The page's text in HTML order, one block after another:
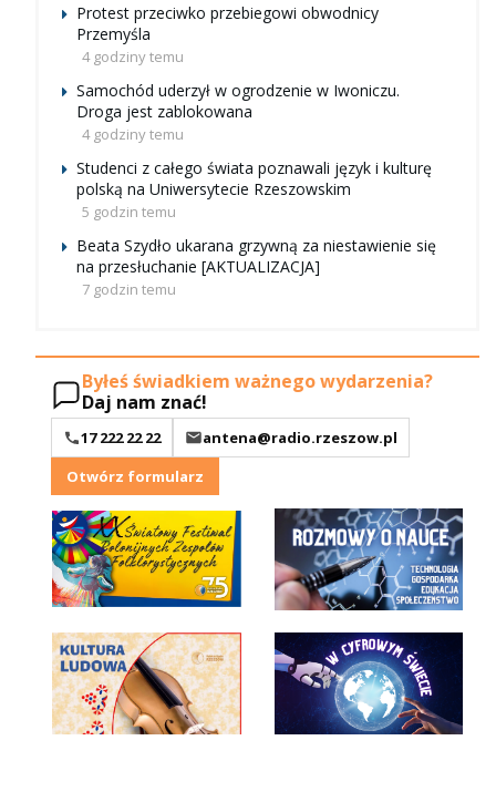
Protest przeciwko przebiegowi obwodnicy
Przemyśla
4 godziny temu
Samochód uderzył w ogrodzenie w Iwoniczu.
Droga jest zablokowana
4 godziny temu
Studenci z całego świata poznawali język i kulturę
polską na Uniwersytecie Rzeszowskim
5 godzin temu
Beata Szydło ukarana grzywną za niestawienie się
na przesłuchanie [AKTUALIZACJA]
7 godzin temu
Byłeś świadkiem ważnego wydarzenia?
Daj nam znać!
17 222 22 22
antena@radio.rzeszow.pl
Otwórz formularz